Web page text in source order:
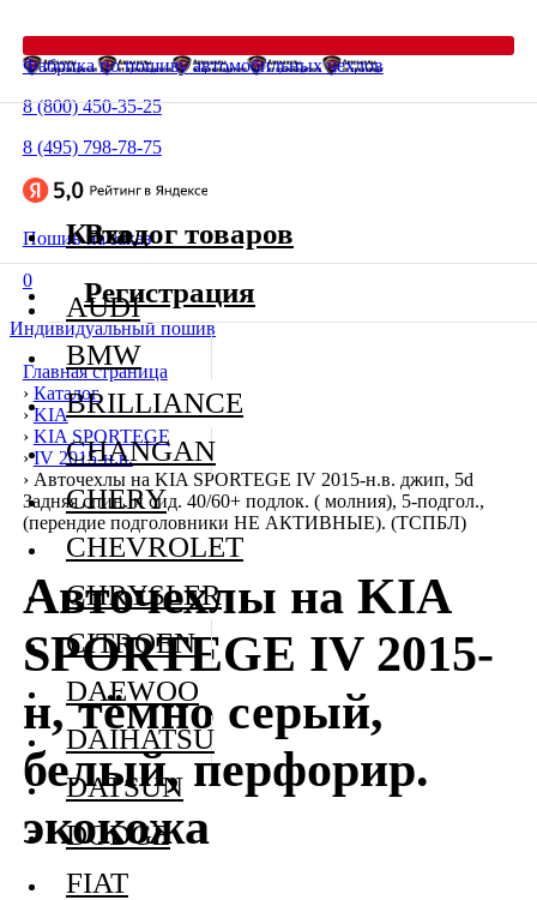
Фабрика по пошиву автомобильных чехлов
8 (800) 450-35-25
8 (495) 798-78-75
Пошив на заказ
0
Индивидуальный пошив
Главная страница
› Каталог
› KIA
› KIA SPORTEGE
› IV 2015-н.в.
› Авточехлы на KIA SPORTEGE IV 2015-н.в. джип, 5d
Задняя спин. и сид. 40/60+ подлок. ( молния), 5-подгол.,
(перендие подголовники НЕ АКТИВНЫЕ). (ТСПБЛ)
Авточехлы на KIA
SPORTEGE IV 2015-
н, тёмно серый,
белый, перфорир.
экокожа
Каталог товаров
AUDI
BMW
BRILLIANCE
CHANGAN
CHERY
CHEVROLET
CHRYSLER
CITROEN
DAEWOO
DAIHATSU
DATSUN
DODGE
FIAT
Вход
Регистрация